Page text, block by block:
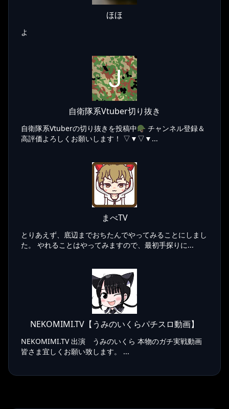
ほほ
よ
自衛隊系Vtuber切り抜き
自衛隊系Vtuberの切り抜きを投稿中🪖 チャンネル登録＆
高評価よろしくお願いします！ ▽▼▽▼...
まべTV
とりあえず、底辺までおちたんでやってみることにしまし
た。 やれることはやってみますので、最初手探りに...
NEKOMIMI.TV【うみのいくらパチスロ動画】
NEKOMIMI.TV 出演 うみのいくら 本物のガチ実戦動画
皆さま宜しくお願い致します。 ...